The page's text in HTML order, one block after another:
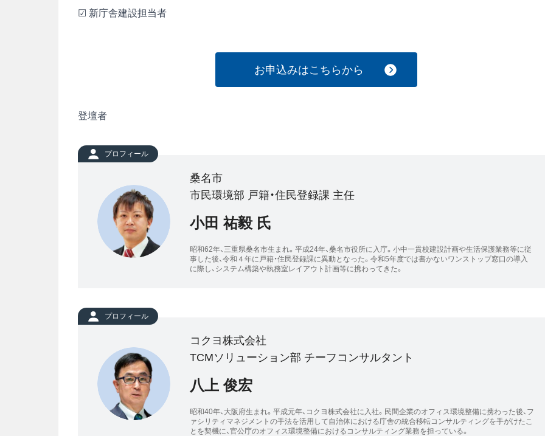
☑ 新庁舎建設担当者
お申込みはこちらから
登壇者
プロフィール
桑名市
市民環境部 戸籍・住民登録課 主任
小田 祐毅 氏
昭和62年、三重県桑名市生まれ。平成24年、桑名市役所に入庁。小中一貫校建設計画や生活保護業務等に従
事した後、令和４年に戸籍・住民登録課に異動となった。令和5年度では書かないワンストップ窓口の導入
に際し、システム構築や執務室レイアウト計画等に携わってきた。
プロフィール
コクヨ株式会社
TCMソリューション部 チーフコンサルタント
八上 俊宏
昭和40年、大阪府生まれ。平成元年、コクヨ株式会社に入社。民間企業のオフィス環境整備に携わった後、フ
ァシリティマネジメントの手法を活用して自治体における庁舎の統合移転コンサルティングを手がけたこ
とを契機に、官公庁のオフィス環境整備におけるコンサルティング業務を担っている。